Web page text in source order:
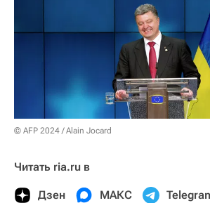
© AFP 2024 / Alain Jocard
Читать ria.ru в
Дзен МАКС